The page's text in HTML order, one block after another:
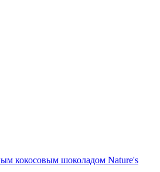
кокосовым шоколадом Nature's